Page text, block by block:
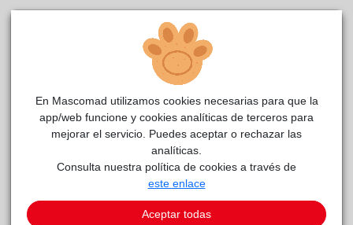
CENTRO DE ACOGIDA
En Mascomad utilizamos cookies necesarias para que la
app/web funcione y cookies analíticas de terceros para
mejorar el servicio. Puedes aceptar o rechazar las
analíticas.
Consulta nuestra política de cookies a través de
este enlace
Aceptar todas